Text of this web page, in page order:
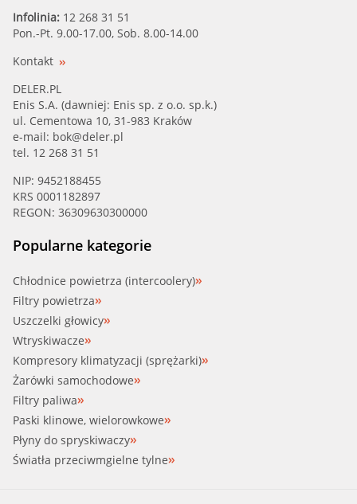
Infolinia: 12 268 31 51
Pon.-Pt. 9.00-17.00, Sob. 8.00-14.00
Kontakt
DELER.PL
Enis S.A. (dawniej: Enis sp. z o.o. sp.k.)
ul. Cementowa 10, 31-983 Kraków
e-mail: bok@deler.pl
tel. 12 268 31 51
NIP: 9452188455
KRS 0001182897
REGON: 36309630300000
Popularne kategorie
Chłodnice powietrza (intercoolery)
Filtry powietrza
Uszczelki głowicy
Wtryskiwacze
Kompresory klimatyzacji (sprężarki)
Żarówki samochodowe
Filtry paliwa
Paski klinowe, wielorowkowe
Płyny do spryskiwaczy
Światła przeciwmgielne tylne